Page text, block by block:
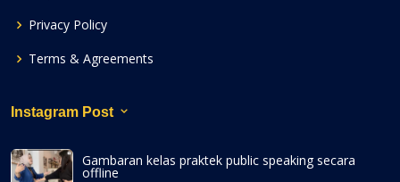
Privacy Policy
Terms & Agreements
Instagram Post
Gambaran kelas praktek public speaking secara
offline